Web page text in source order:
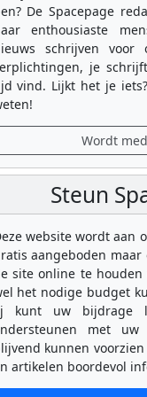
De Spacepage
enthousiaste
schrijven voor
je
vind. Lijkt het je
Wordt
Steun
website wordt aan
aangeboden maar
site online te
het nodige budget
kunt uw bijdrage
met
kunnen
artikelen boordevol